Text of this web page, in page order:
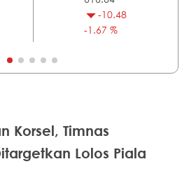
-10.48
-1.67 %
Korsel, Timnas
Lolos Piala